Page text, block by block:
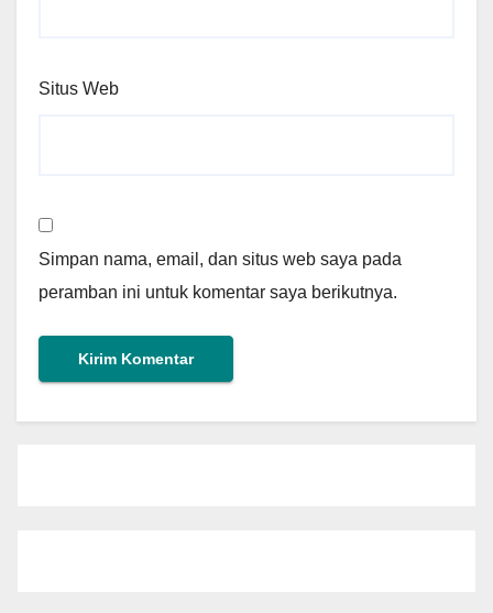
Situs Web
Simpan nama, email, dan situs web saya pada
peramban ini untuk komentar saya berikutnya.